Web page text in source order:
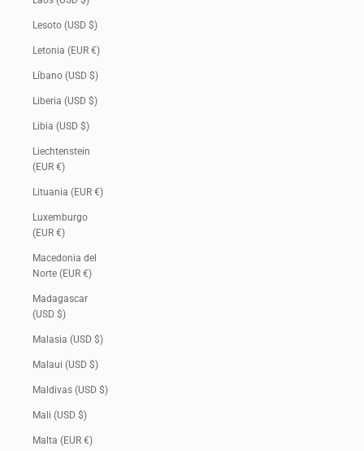
Lesoto (USD $)
Letonia (EUR €)
Líbano (USD $)
Liberia (USD $)
Libia (USD $)
Liechtenstein
(EUR €)
Lituania (EUR €)
Luxemburgo
(EUR €)
Macedonia del
Norte (EUR €)
Madagascar
(USD $)
Malasia (USD $)
Malaui (USD $)
Maldivas (USD $)
Mali (USD $)
Malta (EUR €)